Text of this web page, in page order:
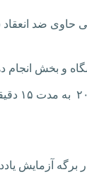
حاوی ضد
و بخش انجام
آزمایش